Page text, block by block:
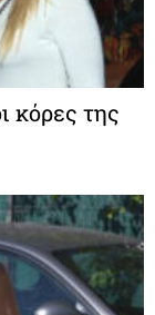
κόρες της